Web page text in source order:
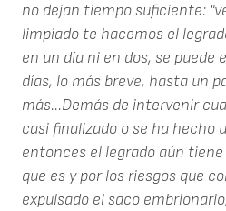
no dejan tiempo suficiente:
limpiado te hacemos el
en un día ni en dos, se puede
días, lo más breve, hasta un
más...Demás de intervenir
casi finalizado o se ha hecho
entonces el legrado aún
que es y por los riesgos que
expulsado el saco